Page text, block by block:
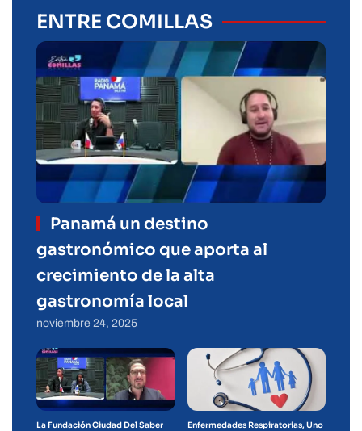
ENTRE COMILLAS
Panamá un destino
gastronómico que aporta al
crecimiento de la alta
gastronomía local
noviembre 24, 2025
La Fundación Ciudad Del Saber
Enfermedades Respiratorias, Uno